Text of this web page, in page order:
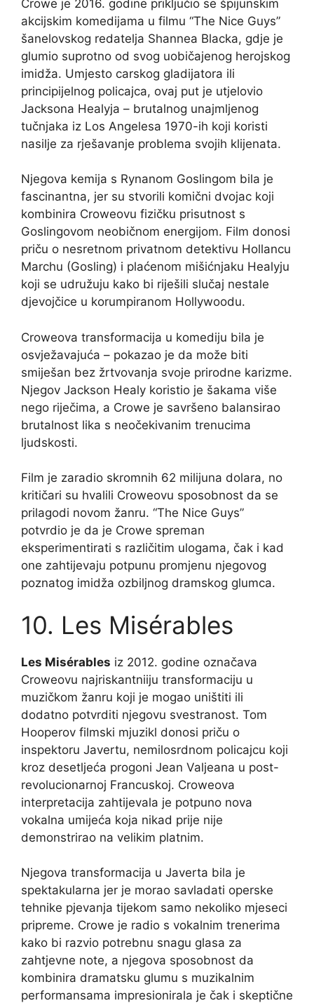
Crowe je 2016. godine priključio se špijunskim
akcijskim komedijama u filmu “The Nice Guys”
šanelovskog redatelja Shannea Blacka, gdje je
glumio suprotno od svog uobičajenog herojskog
imidža. Umjesto carskog gladijatora ili
principijelnog policajca, ovaj put je utjelovio
Jacksona Healyja – brutalnog unajmljenog
tučnjaka iz Los Angelesa 1970-ih koji koristi
nasilje za rješavanje problema svojih klijenata.
Njegova kemija s Rynanom Goslingom bila je
fascinantna, jer su stvorili komični dvojac koji
kombinira Croweovu fizičku prisutnost s
Goslingovom neobičnom energijom. Film donosi
priču o nesretnom privatnom detektivu Hollancu
Marchu (Gosling) i plaćenom mišićnjaku Healyju
koji se udružuju kako bi riješili slučaj nestale
djevojčice u korumpiranom Hollywoodu.
Croweova transformacija u komediju bila je
osvježavajuća – pokazao je da može biti
smiješan bez žrtvovanja svoje prirodne karizme.
Njegov Jackson Healy koristio je šakama više
nego riječima, a Crowe je savršeno balansirao
brutalnost lika s neočekivanim trenucima
ljudskosti.
Film je zaradio skromnih 62 milijuna dolara, no
kritičari su hvalili Croweovu sposobnost da se
prilagodi novom žanru. “The Nice Guys”
potvrdio je da je Crowe spreman
eksperimentirati s različitim ulogama, čak i kad
one zahtijevaju potpunu promjenu njegovog
poznatog imidža ozbiljnog dramskog glumca.
10. Les Misérables
Les Misérables iz 2012. godine označava
Croweovu najriskantniiju transformaciju u
muzičkom žanru koji je mogao uništiti ili
dodatno potvrditi njegovu svestranost. Tom
Hooperov filmski mjuzikl donosi priču o
inspektoru Javertu, nemilosrdnom policajcu koji
kroz desetljeća progoni Jean Valjeana u post-
revolucionarnoj Francuskoj. Croweova
interpretacija zahtijevala je potpuno nova
vokalna umijeća koja nikad prije nije
demonstrirao na velikim platnim.
Njegova transformacija u Javerta bila je
spektakularna jer je morao savladati operske
tehnike pjevanja tijekom samo nekoliko mjeseci
pripreme. Crowe je radio s vokalnim trenerima
kako bi razvio potrebnu snagu glasa za
zahtjevne note, a njegova sposobnost da
kombinira dramatsku glumu s muzikalnim
performansama impresionirala je čak i skeptične